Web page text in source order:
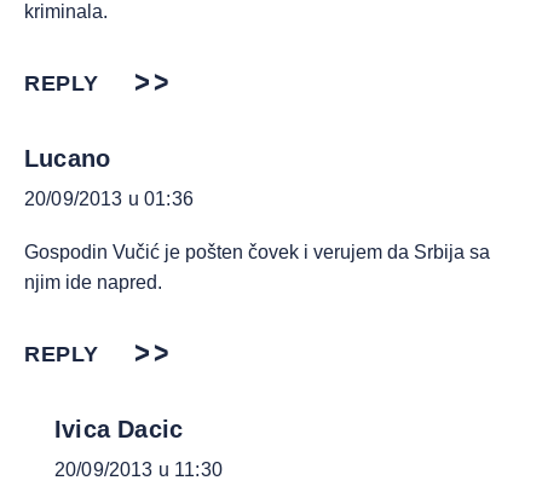
kriminala.
REPLY
Lucano
20/09/2013 u 01:36
Gospodin Vučić je pošten čovek i verujem da Srbija sa
njim ide napred.
REPLY
Ivica Dacic
20/09/2013 u 11:30